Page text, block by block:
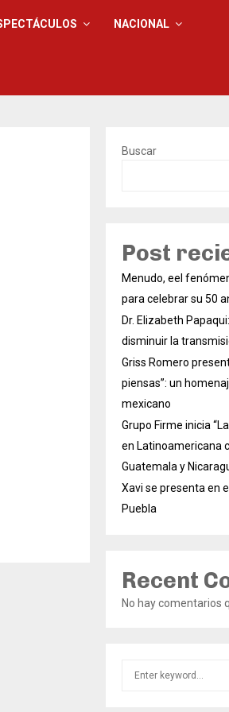
NACIONAL
Buscar
Post
Menudo, eel
para celebrar su 50
Dr. Elizabeth
disminuir la
Griss Romero
piensas”: un
mexicano
Grupo Firme inicia
en Latinoamericana
Guatemala y
Xavi se presenta en
Puebla
Recent
No hay comentarios